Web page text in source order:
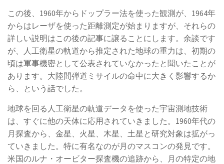
この後、1960年からドップラー法を使った観測が、1964年
からはレーザを使った距離測定が始まりますが、それらの
詳しい説明はこの後の記事に譲ることにします。余談です
が、人工衛星の軌道から推定された地球の重力は、初期の
頃は軍事機密として公表されていなかったと聞いたことが
あります。大陸間弾道ミサイルの命中に大きく影響するか
ら、という話でした。
地球を回る人工衛星の軌道データを使った宇宙測地技術
は、すぐに他の天体に応用されていきました。1960年代の
月探査から、金星、火星、木星、土星と研究対象は拡がっ
ていきました。特に有名なのが月のマスコンの発見です。
米国のルナ・オービター探査機の追跡から、月の特定の地